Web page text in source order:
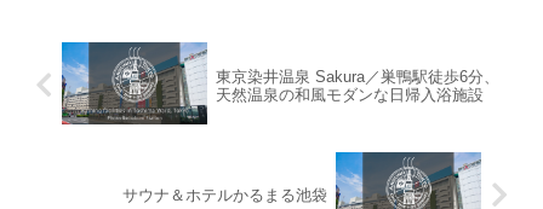
東京染井温泉 Sakura／巣鴨駅徒歩6分、
天然温泉の和風モダンな日帰入浴施設
サウナ＆ホテルかるまる池袋